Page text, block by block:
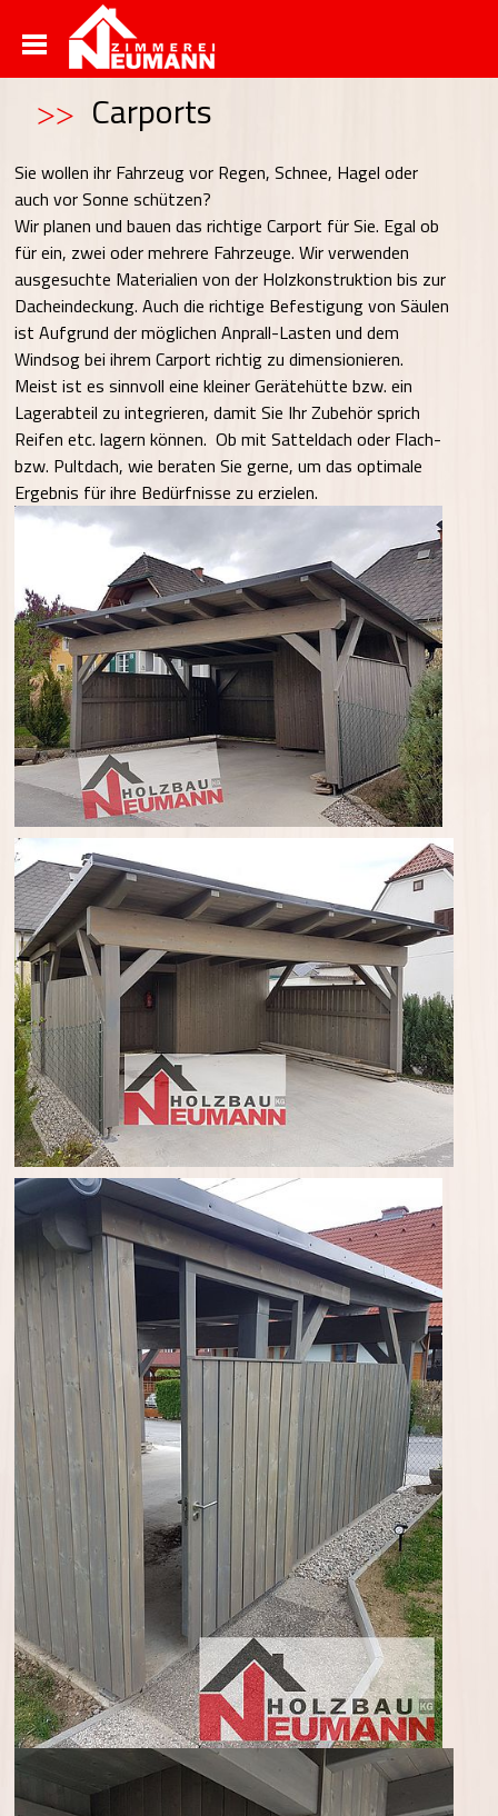
Rund um den Garten
Carports
Sie wollen ihr Fahrzeug vor Regen, Schnee, Hagel oder
auch vor Sonne schützen?
Wir planen und bauen das richtige Carport für Sie. Egal ob
für ein, zwei oder mehrere Fahrzeuge. Wir verwenden
ausgesuchte Materialien von der Holzkonstruktion bis zur
Dacheindeckung. Auch die richtige Befestigung von Säulen
ist Aufgrund der möglichen Anprall-Lasten und dem
Windsog bei ihrem Carport richtig zu dimensionieren.
Meist ist es sinnvoll eine kleiner Gerätehütte bzw. ein
Lagerabteil zu integrieren, damit Sie Ihr Zubehör sprich
Reifen etc. lagern können. Ob mit Satteldach oder Flach-
bzw. Pultdach, wie beraten Sie gerne, um das optimale
Ergebnis für ihre Bedürfnisse zu erzielen.